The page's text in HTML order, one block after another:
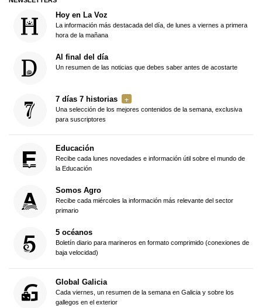
Hoy en La Voz
La información más destacada del día, de lunes a viernes a primera
hora de la mañana
Al final del día
Un resumen de las noticias que debes saber antes de acostarte
7 días 7 historias
Una selección de los mejores contenidos de la semana, exclusiva
para suscriptores
Educación
Recibe cada lunes novedades e información útil sobre el mundo de
la Educación
Somos Agro
Recibe cada miércoles la información más relevante del sector
primario
5 océanos
Boletín diario para marineros en formato comprimido (conexiones de
baja velocidad)
Global Galicia
Cada viernes, un resumen de la semana en Galicia y sobre los
gallegos en el exterior